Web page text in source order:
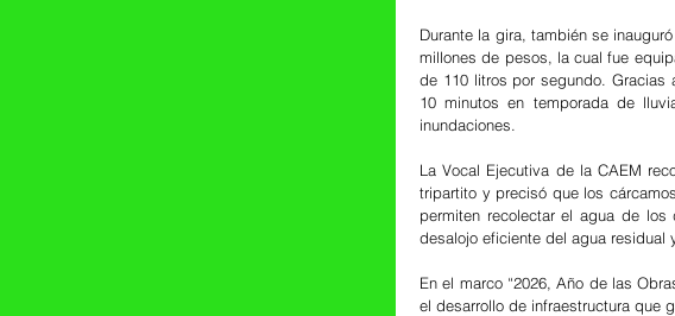
Durante la gira, también se
millones de pesos, la cual fue
de 110 litros por segundo.
10 minutos en temporada de
inundaciones.
La Vocal Ejecutiva de la CAEM
tripartito y precisó que los
permiten recolectar el agua de
desalojo eficiente del agua residual
En el marco “2026, Año de las
el desarrollo de infraestructura que